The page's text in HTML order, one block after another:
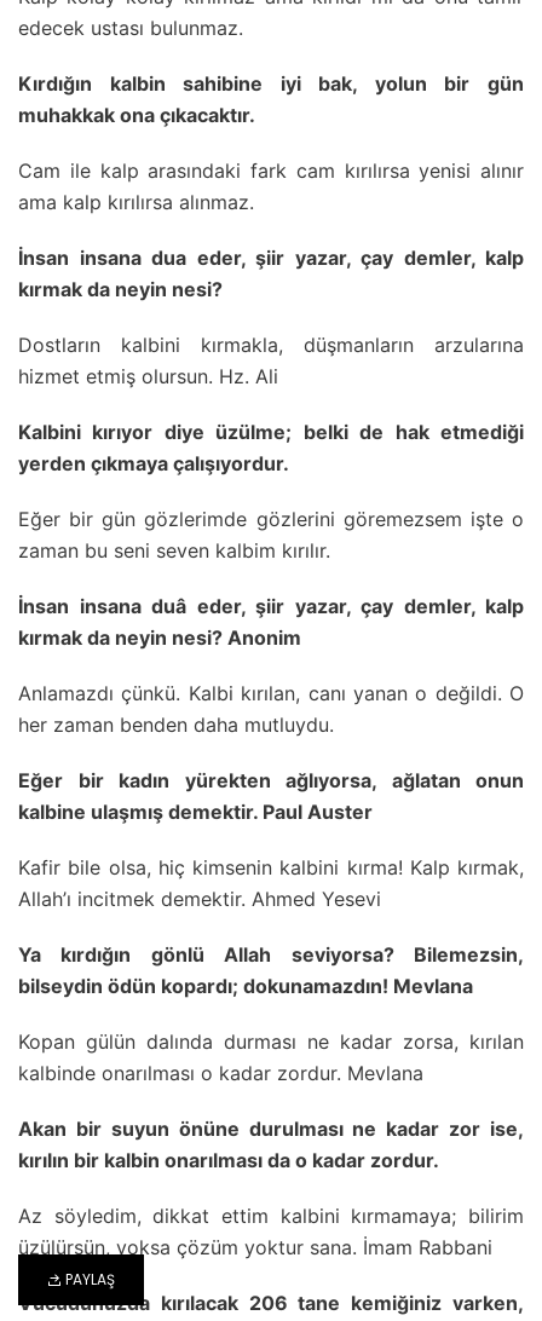
PAYLAŞ
edecek ustası bulunmaz.
Kırdığın kalbin sahibine iyi bak, yolun bir gün
muhakkak ona çıkacaktır.
Cam ile kalp arasındaki fark cam kırılırsa yenisi alınır
ama kalp kırılırsa alınmaz.
İnsan insana dua eder, şiir yazar, çay demler, kalp
kırmak da neyin nesi?
Dostların kalbini kırmakla, düşmanların arzularına
hizmet etmiş olursun. Hz. Ali
Kalbini kırıyor diye üzülme; belki de hak etmediği
yerden çıkmaya çalışıyordur.
Eğer bir gün gözlerimde gözlerini göremezsem işte o
zaman bu seni seven kalbim kırılır.
İnsan insana duâ eder, şiir yazar, çay demler, kalp
kırmak da neyin nesi? Anonim
Anlamazdı çünkü. Kalbi kırılan, canı yanan o değildi. O
her zaman benden daha mutluydu.
Eğer bir kadın yürekten ağlıyorsa, ağlatan onun
kalbine ulaşmış demektir. Paul Auster
Kafir bile olsa, hiç kimsenin kalbini kırma! Kalp kırmak,
Allah’ı incitmek demektir. Ahmed Yesevi
Ya kırdığın gönlü Allah seviyorsa? Bilemezsin,
bilseydin ödün kopardı; dokunamazdın! Mevlana
Kopan gülün dalında durması ne kadar zorsa, kırılan
kalbinde onarılması o kadar zordur. Mevlana
Akan bir suyun önüne durulması ne kadar zor ise,
kırılın bir kalbin onarılması da o kadar zordur.
Az söyledim, dikkat ettim kalbini kırmamaya; bilirim
üzülürsün, yoksa çözüm yoktur sana. İmam Rabbani
Vücudunuzda kırılacak 206 tane kemiğiniz varken,